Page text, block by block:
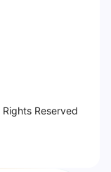
Reserved